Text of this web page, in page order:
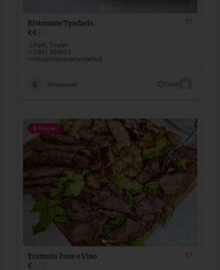
Ristorante Tyndaris
€€
Patti Tindari
0941 369002
info@ristorantetyndaris.it
Restaurant 1264
Popular
Trattoria Pane e Vino
€